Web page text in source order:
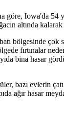
göre, Iowa'da 54
altında
bölgesinde çok
fırtınalar
bina hasar
bazı evlerin
ağır hasar